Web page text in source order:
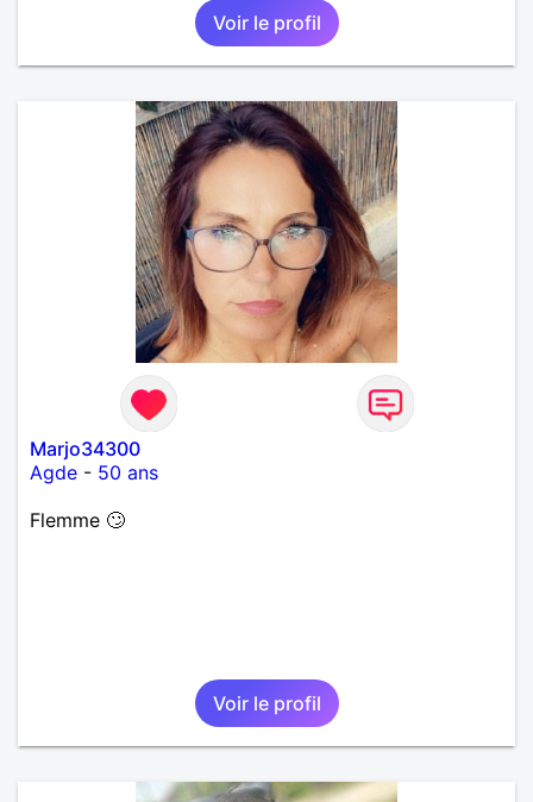
Voir le profil
Marjo34300
Agde - 50 ans
Flemme 🙄
Voir le profil